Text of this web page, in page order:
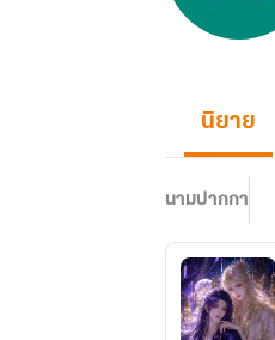
นิยาย
นามปากกา